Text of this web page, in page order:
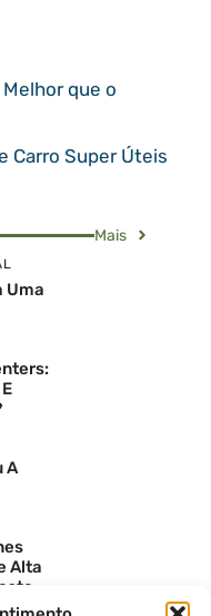
que o
Carro Super Úteis
Mais
Uma
A
Alta